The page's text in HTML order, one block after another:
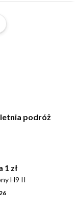
podróż
1 zł
H9 II